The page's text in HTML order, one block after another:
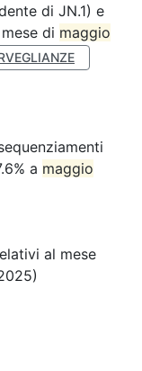
di JN.1) e
di maggio
a maggio
al mese